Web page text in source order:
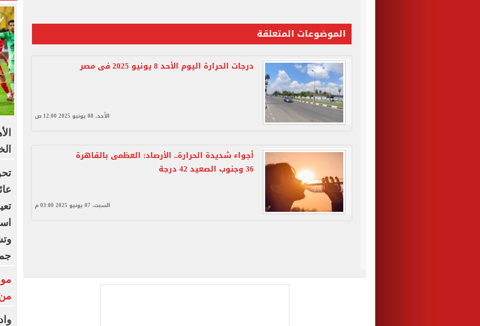
الموضوعات المتعلقة
درجات الحرارة اليوم الأحد 8 يونيو 2025 فى مصر
الأحد، 08 يونيو 2025 12:00 ص
أجواء شديدة الحرارة.. الأرصاد: العظمى بالقاهرة
36 وجنوب الصعيد 42 درجة
السبت، 07 يونيو 2025 03:00 م